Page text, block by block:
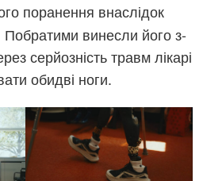
поранення внаслідок
винесли його з-
серйозність травм лікарі
обидві ноги.